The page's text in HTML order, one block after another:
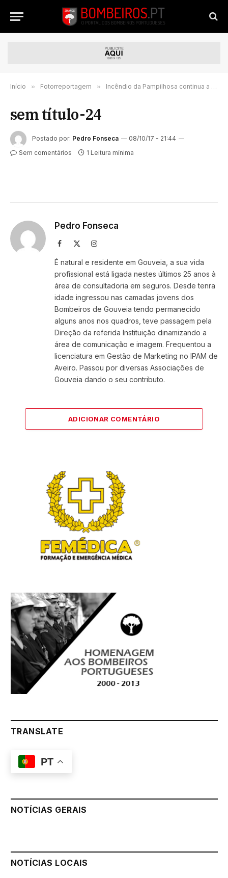
Início » Fotorreportagem » Incêndio da Pampilhosa continua a lavrar com grande intensidade – FOTORREPORTAGEM
sem título-24
Postado por: Pedro Fonseca
08/10/17 - 21:44
Sem comentários
1 Leitura mínima
Pedro Fonseca
Facebook Instagram
É natural e residente em Gouveia, a sua vida
profissional está ligada nestes últimos 25 anos à
área de consultadoria em seguros. Desde tenra
idade ingressou nas camadas jovens dos
Bombeiros de Gouveia tendo permanecido
alguns anos nos quadros, teve passagem pela
Direção da referida Instituição dinamizando a
área de comunicação e imagem. Frequentou a
licenciatura em Gestão de Marketing no IPAM de
Aveiro. Passou por diversas Associações de
Gouveia dando o seu contributo.
ADICIONAR COMENTÁRIO
TRANSLATE
PT
NOTÍCIAS GERAIS
NOTÍCIAS LOCAIS